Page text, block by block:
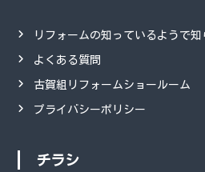
リフォームの知っているようで知
よくある質問
古賀組リフォームショールーム
プライバシーポリシー
チラシ